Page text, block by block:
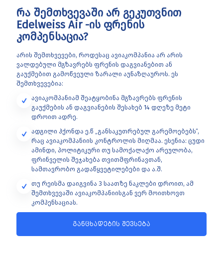
რა შემთხვევაში არ გეკუთვნით
Edelweiss Air -ის ფრენის
კომპენსაცია?
არის შემთხვევები, როდესაც ავიაკომპანია არ არის
ვალდებული მგზავრებს ფრენის დაგვიანებით ან
გაუქმებით გამოწვეული ზარალი აუნაზღაუროს. ეს
შემთხვევებია:
ავიაკომპანიამ შეატყობინა მგზავრებს ფრენის
გაუქმების ან დაგვიანების შესახებ 14 დღეზე მეტი
დროით ადრე.
ადგილი ჰქონდა ე.წ „განსაკუთრებულ გარემოებებს“,
რაც ავიაკომპანიის კონტროლის მიღმაა. ესენია: ცუდი
ამინდი, პოლიტიკური თუ სამოქალაქო არეულობა,
ფრინველის შეჯახება თვითმფრინავთან,
სამთავრობო გადაწყვეტილებები და ა.შ.
თუ რეისმა დაიგვინა 3 საათზე ნაკლები დროით, ამ
შემთხვევაში ავიაკომპანიისგან ვერ მოითხოვთ
კომპენსაციას.
განცხადების შევსება